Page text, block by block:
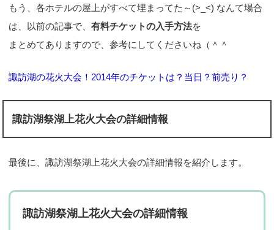
もう、各ホテルの屋上がすべて埋まってた～(>_<) なんて場合
は、以前の記事で、有料チケットの入手方法を
まとめてありますので、参考にしてくださいね（＾＾
諏訪湖の花火大会！2014年のチケットは？当日？前売り？
諏訪湖祭湖上花火大会の詳細情報
最後に、諏訪湖祭湖上花火大会の詳細情報を紹介します。
諏訪湖祭湖上花火大会の詳細情報